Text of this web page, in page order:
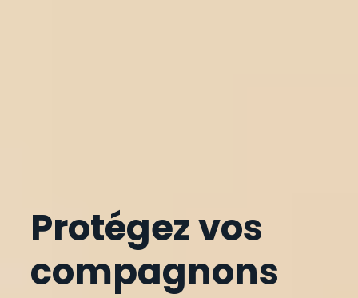
Protégez vos
compagnons